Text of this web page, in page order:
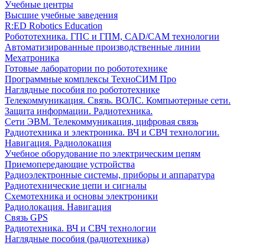
Учебные центры
Высшие учебные заведения
R:ED Robotics Education
Робототехника. ГПС и ГПМ, CAD/CAM технологии
Автоматизированные производственные линии
Мехатроника
Готовые лаборатории по робототехнике
Программные комплексы ТехноСИМ Про
Наглядные пособия по робототехнике
Телекоммуникация. Связь. ВОЛС. Компьютерные сети.
Защита информации. Радиотехника.
Сети ЭВМ. Телекоммуникация, цифровая связь
Радиотехника и электроника. ВЧ и СВЧ технологии.
Навигация. Радиолокация
Учебное оборудование по электрическим цепям
Приемопередающие устройства
Радиоэлектронные системы, приборы и аппаратура
Радиотехнические цепи и сигналы
Схемотехника и основы электроники
Радиолокация. Навигация
Связь GPS
Радиотехника. ВЧ и СВЧ технологии
Наглядные пособия (радиотехника)